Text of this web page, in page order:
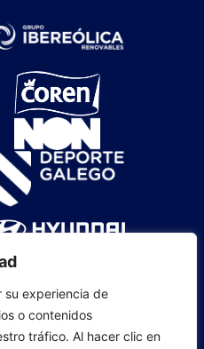
su experiencia de
o contenidos
tráfico. Al hacer clic en